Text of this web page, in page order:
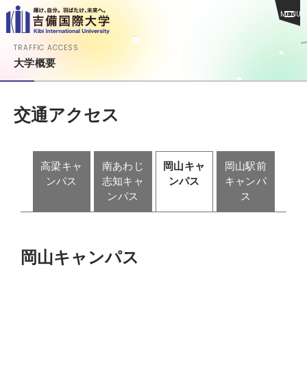
MENU
TRAFFIC ACCESS
大学概要
交通アクセス
高梁キャ
ンパス
南あわじ
志知キャ
ンパス
岡山キャ
ンパス
岡山駅前
キャンパ
ス
岡山キャンパス